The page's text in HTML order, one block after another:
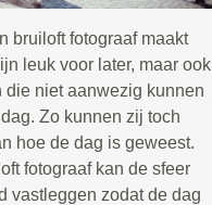
bruiloft fotograaf maakt
leuk voor later, maar ook
die niet aanwezig kunnen
Zo kunnen zij toch
hoe de dag is geweest.
fotograaf kan de sfeer
vastleggen zodat de dag